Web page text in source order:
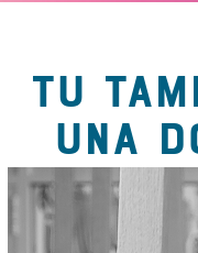
TU
UNA